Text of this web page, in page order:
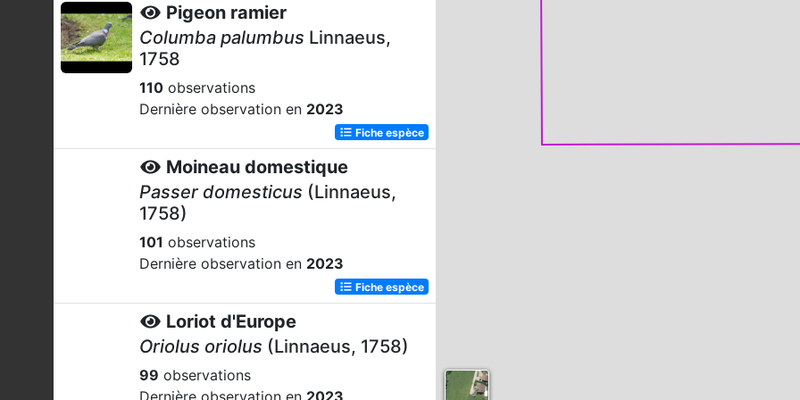
Pigeon ramier
Columba palumbus Linnaeus,
1758
110 observations
Dernière observation en 2023
Fiche espèce
Moineau domestique
Passer domesticus (Linnaeus,
1758)
101 observations
Dernière observation en 2023
Fiche espèce
Loriot d'Europe
Oriolus oriolus (Linnaeus, 1758)
99 observations
Dernière observation en 2023